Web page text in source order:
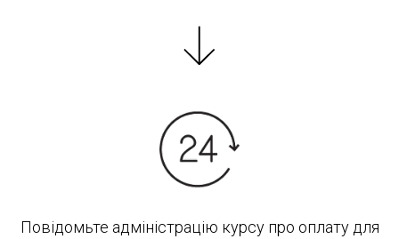
Повідомьте адміністрацію курсу про оплату для